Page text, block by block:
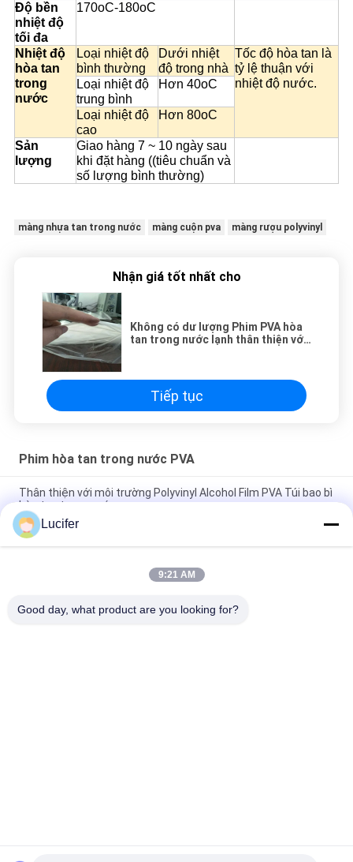
Độ bền
nhiệt độ
tối đa
170oC-180oC
Nhiệt độ
hòa tan
trong
nước
Loại nhiệt độ
bình thường
Dưới nhiệt
độ trong nhà
Tốc độ hòa tan là
tỷ lệ thuận với
nhiệt độ nước.
Loại nhiệt độ
trung bình
Hơn 40oC
Loại nhiệt độ
cao
Hơn 80oC
Sản
lượng
Giao hàng 7 ~ 10 ngày sau
khi đặt hàng ((tiêu chuẩn và
số lượng bình thường)
màng nhựa tan trong nước màng cuộn pva màng rượu polyvinyl
Nhận giá tốt nhất cho
Không có dư lượng Phim PVA hòa
tan trong nước lạnh thân thiện với
Tiếp tục
Phim hòa tan trong nước PVA
Thân thiện với môi trường Polyvinyl Alcohol Film PVA Túi bao bì
hòa tan trong nước
Màng hòa tan trong nước lạnh bền, cuộn màng PVA có độ dày
25-80 Micron
Bao bì rượu polyvinyl Màng hòa tan trong nước PVA cho túi
Lucifer
9:21 AM
Good day, what product are you looking for?